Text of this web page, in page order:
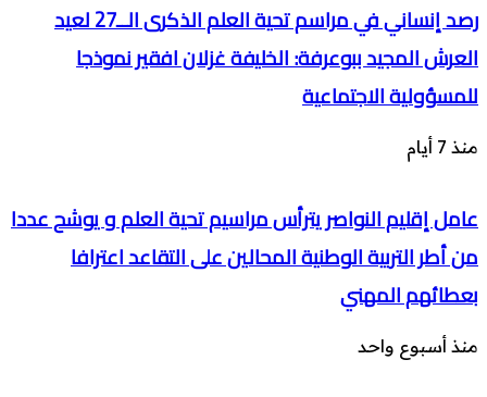
رصد إنساني في مراسم تحية العلم الذكرى الــ27 لعيد
العرش المجيد ببوعرفة: الخليفة غزلان افقير نموذجا
للمسؤولية الاجتماعية
منذ 7 أيام
عامل إقليم النواصر يترأس مراسيم تحية العلم و يوشح عددا
من أطر التربية الوطنية المحالين على التقاعد اعترافا
بعطائهم المهني
منذ أسبوع واحد